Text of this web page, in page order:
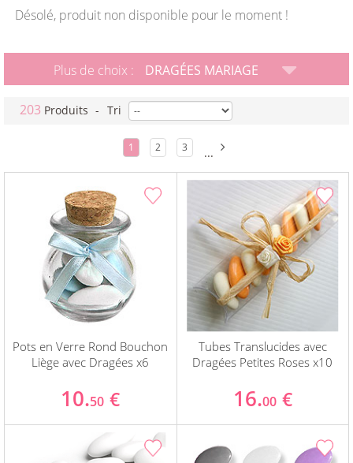
Désolé, produit non disponible pour le moment !
Plus de choix : DRAGÉES MARIAGE
203 Produits - Tri
1 2 3 ...
Pots en Verre Rond Bouchon
Liège avec Dragées x6
10.50 €
Tubes Translucides avec
Dragées Petites Roses x10
16.00 €